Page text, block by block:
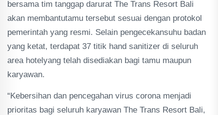
bersama tim tanggap darurat The Trans Resort Bali
akan membantutamu tersebut sesuai dengan protokol
pemerintah yang resmi. Selain pengecekansuhu badan
yang ketat, terdapat 37 titik hand sanitizer di seluruh
area hotelyang telah disediakan bagi tamu maupun
karyawan.
“Kebersihan dan pencegahan virus corona menjadi
prioritas bagi seluruh karyawan The Trans Resort Bali,